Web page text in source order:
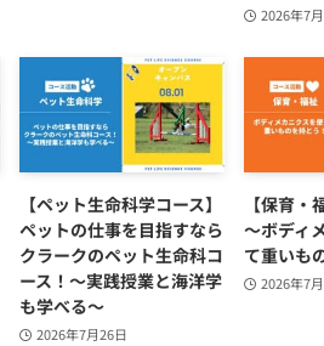
2026年7
【ペット生命科学コース】
ペットの仕事を目指すなら
クラークのペット生命科コ
ース！～実践授業と海洋学
も学べる～
2026年7月26日
【保育
～ボディ
て重いも
2026年7